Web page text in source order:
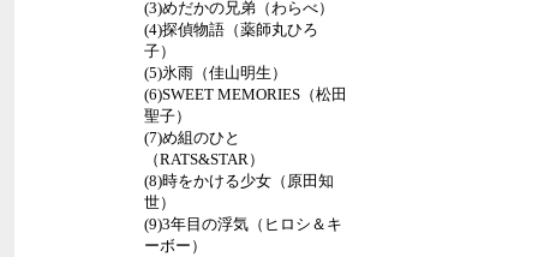
(3)めだかの兄弟（わらべ）
(4)探偵物語（薬師丸ひろ
子）
(5)氷雨（佳山明生）
(6)SWEET MEMORIES（松田
聖子）
(7)め組のひと
（RATS&STAR）
(8)時をかける少女（原田知
世）
(9)3年目の浮気（ヒロシ＆キ
ーボー）